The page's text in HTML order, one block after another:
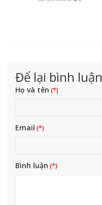
Để lại bình luận
Họ và tên
Email
Bình luận